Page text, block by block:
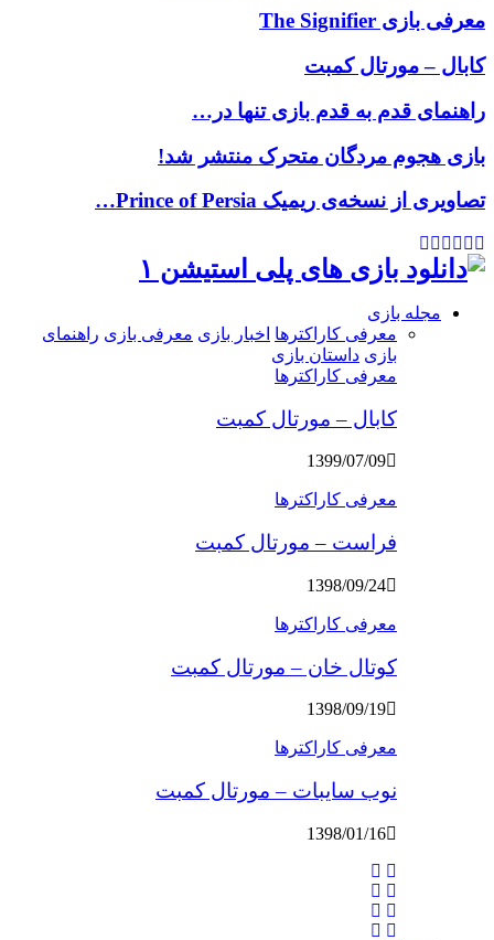
معرفی بازی The Signifier
کابال – مورتال کمبت
راهنمای قدم به قدم بازی تنها در…
بازی هجوم مردگان متحرک منتشر شد!
تصاویری از نسخه‌ی ریمیک Prince of Persia…
Facebook
Twitter
Instagram
Pinterest
Google
مجله بازی
معرفی کاراکترها اخبار بازی معرفی بازی راهنمای
بازی داستان بازی
معرفی کاراکترها
کابال – مورتال کمبت
1399/07/09
معرفی کاراکترها
فراست – مورتال کمبت
1398/09/24
معرفی کاراکترها
کوتال خان – مورتال کمبت
1398/09/19
معرفی کاراکترها
نوب سایبات – مورتال کمبت
1398/01/16